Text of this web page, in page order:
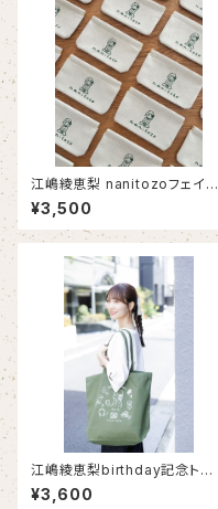
江嶋綾恵梨 nanitozoフェイク
レザーポーチ
¥3,500
江嶋綾恵梨birthday記念トート
バッグ
¥3,600